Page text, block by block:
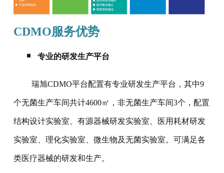
CDMO服务优势
专业的研发生产平台
瑞旭CDMO平台配置有专业研发生产平台，其中9
个无菌生产车间共计4600㎡， 非无菌生产车间3个，配置
结构设计实验室、有源器械研发实验室、医用耗材研发
实验室、理化实验室、微生物及无菌实验室。可满足各
类医疗器械的研发和生产。